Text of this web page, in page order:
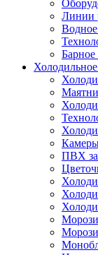
Линии
Барное
ПВХ